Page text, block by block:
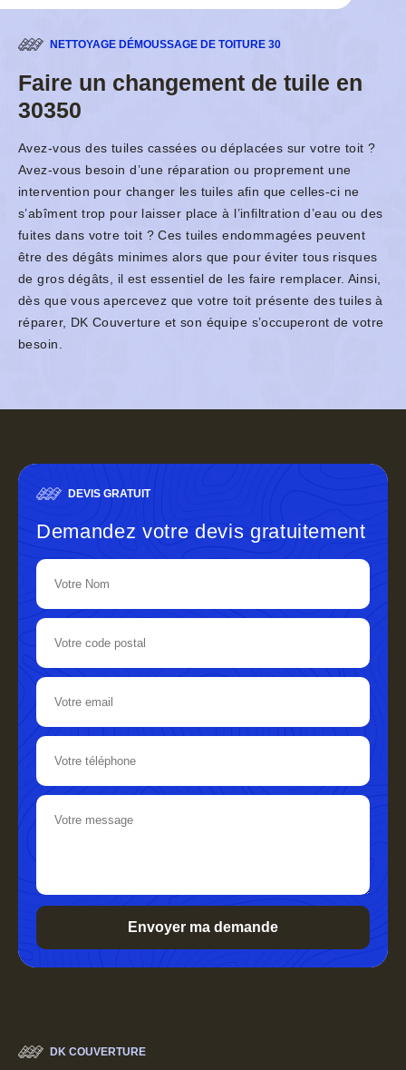
NETTOYAGE DÉMOUSSAGE DE TOITURE 30
Faire un changement de tuile en
30350
Avez-vous des tuiles cassées ou déplacées sur votre toit ?
Avez-vous besoin d’une réparation ou proprement une
intervention pour changer les tuiles afin que celles-ci ne
s’abîment trop pour laisser place à l’infiltration d’eau ou des
fuites dans votre toit ? Ces tuiles endommagées peuvent
être des dégâts minimes alors que pour éviter tous risques
de gros dégâts, il est essentiel de les faire remplacer. Ainsi,
dès que vous apercevez que votre toit présente des tuiles à
réparer, DK Couverture et son équipe s’occuperont de votre
besoin.
DEVIS GRATUIT
Demandez votre devis gratuitement
DK COUVERTURE